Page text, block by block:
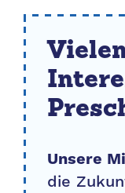
Unsere
die